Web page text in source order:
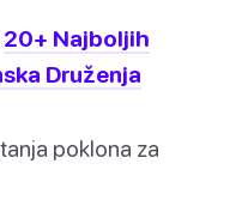
20+ Najboljih
Druženja
poklona za